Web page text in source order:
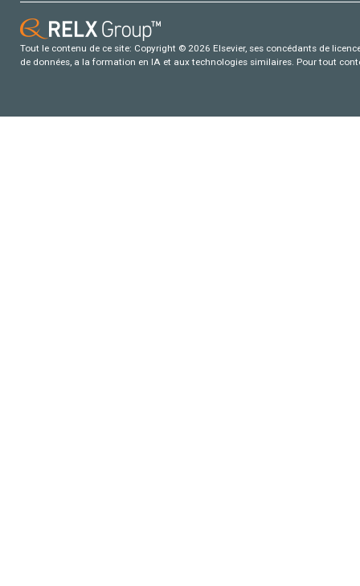
Tout le contenu de ce site: Copyright © 2026 Elsevier, ses concédants de
de données, a la formation en IA et aux technologies similaires. Pour tout